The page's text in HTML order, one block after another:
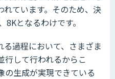
れています。そのため、決
となるわけです。
過程において、さまざま
行して行われるからこ
の生成が実現できている